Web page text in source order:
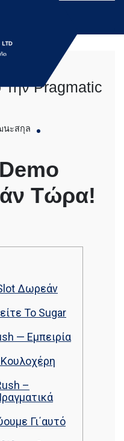
ลูบัฟฟา
มือ
บใช้งานทั่วไป
ป็นเครื่องจักรรุ่น
ผลงานที่คุ้มค่า
ตักวู๊ดชิป ตัก
งจักร โดยรถ
ดิน หิน ทราย
ถตัก Komatsu
ก Hitachi ZW
CAT 312 แบ็ค
PC 200 PC
มยาว SK 200
ดยรถเทลเลอร์
าย รับเหมาถม
WA 380 WA
220 ZW 180
โฮ Komatsu
120 แบ็คโฮ
SK 140
Την Pragmatic
นะสกุล
Τώρα!
Δωρεάν
Το Sugar
— Εμπειρία
–
Γι΄αυτό